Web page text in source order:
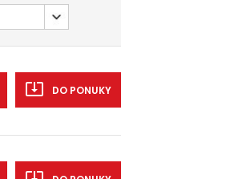
DO PONUKY